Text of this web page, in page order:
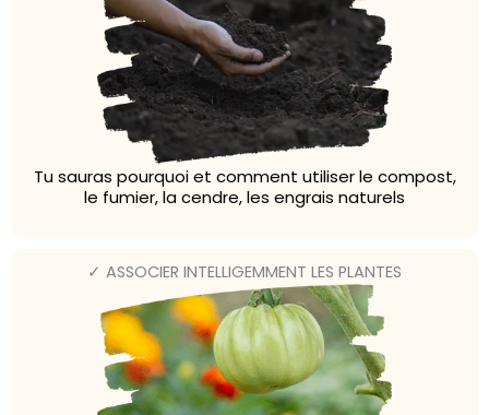
Tu sauras pourquoi et comment utiliser le compost,
le fumier, la cendre, les engrais naturels
✓ ASSOCIER INTELLIGEMMENT LES PLANTES